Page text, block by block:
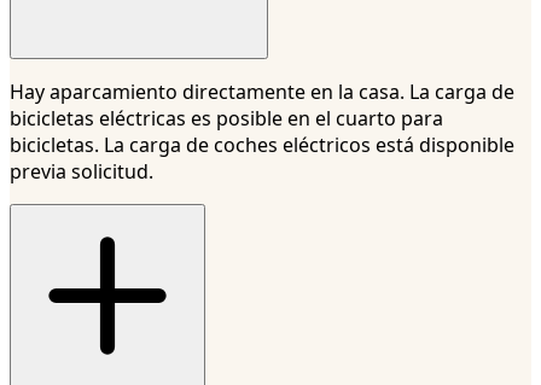
Hay aparcamiento directamente en la casa. La carga de
bicicletas eléctricas es posible en el cuarto para
bicicletas. La carga de coches eléctricos está disponible
previa solicitud.